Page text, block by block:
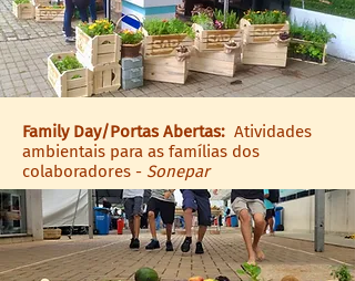
Family Day/Portas Abertas: Atividades
ambientais para as famílias dos
colaboradores - Sonepar